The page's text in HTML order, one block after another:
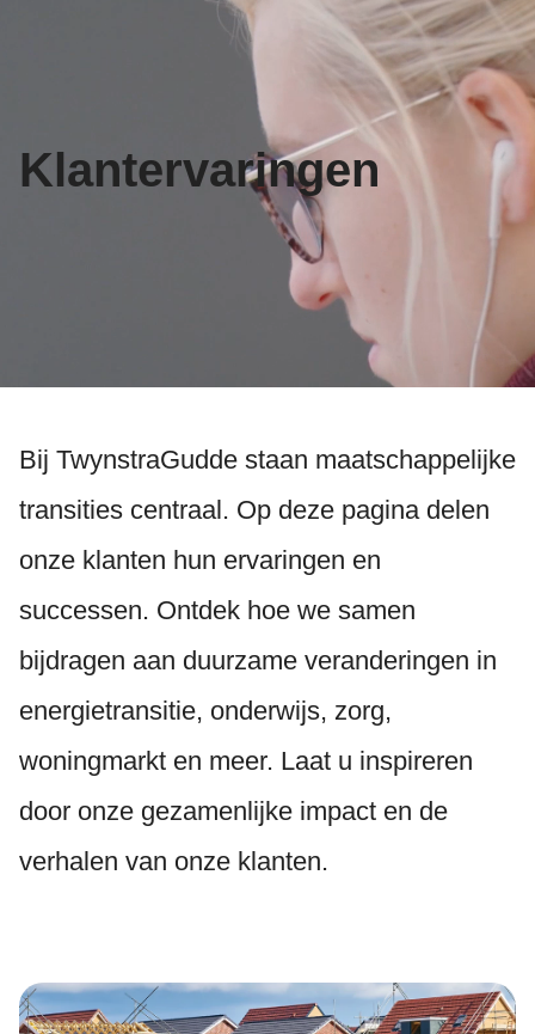
Klantervaringen
Bij TwynstraGudde staan maatschappelijke
transities centraal. Op deze pagina delen
onze klanten hun ervaringen en
successen. Ontdek hoe we samen
bijdragen aan duurzame veranderingen in
energietransitie, onderwijs, zorg,
woningmarkt en meer. Laat u inspireren
door onze gezamenlijke impact en de
verhalen van onze klanten.